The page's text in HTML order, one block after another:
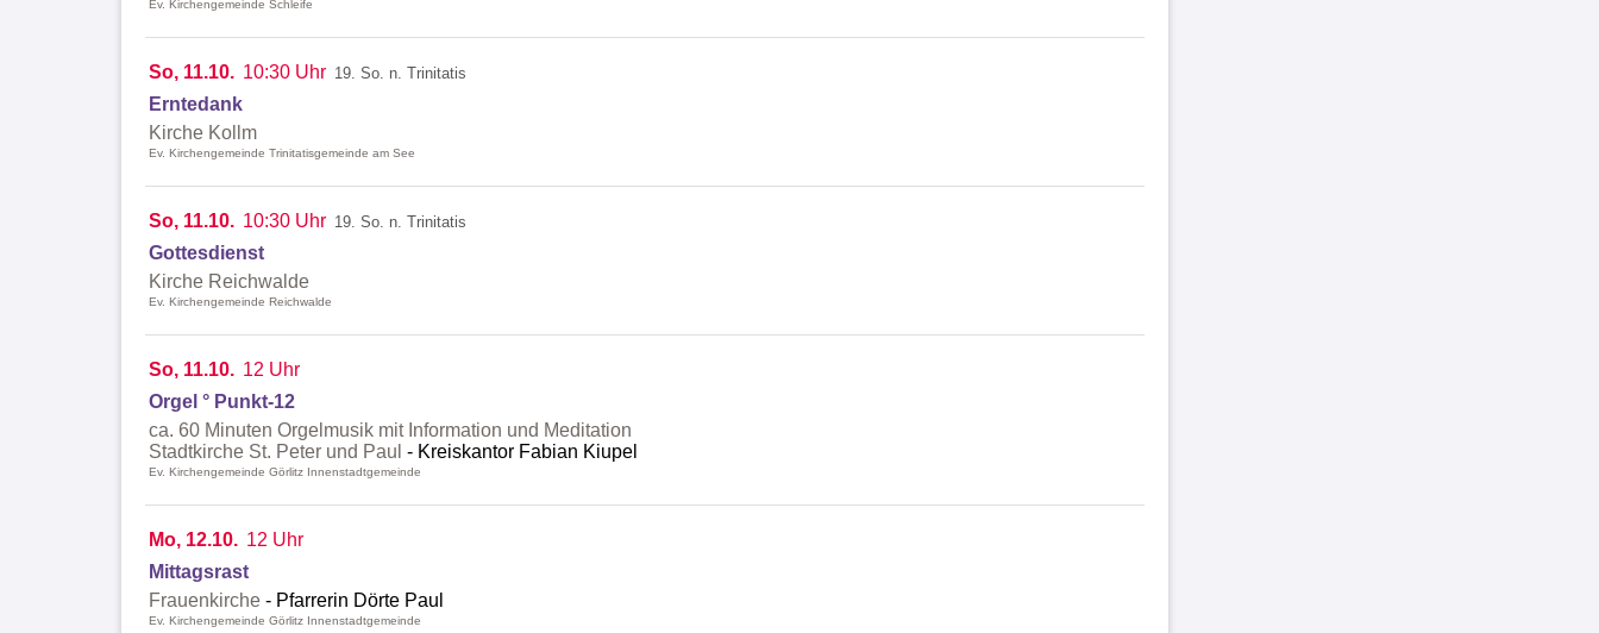
Ev. Kirchengemeinde Schleife
So, 11.10. 10:30 Uhr 19. So. n. Trinitatis
Erntedank
Kirche Kollm
Ev. Kirchengemeinde Trinitatisgemeinde am See
So, 11.10. 10:30 Uhr 19. So. n. Trinitatis
Gottesdienst
Kirche Reichwalde
Ev. Kirchengemeinde Reichwalde
So, 11.10. 12 Uhr
Orgel ° Punkt-12
ca. 60 Minuten Orgelmusik mit Information und Meditation
Stadtkirche St. Peter und Paul
Kreiskantor Fabian Kiupel
Ev. Kirchengemeinde Görlitz Innenstadtgemeinde
Mo, 12.10. 12 Uhr
Mittagsrast
Frauenkirche
Pfarrerin Dörte Paul
Ev. Kirchengemeinde Görlitz Innenstadtgemeinde